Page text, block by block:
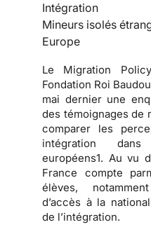
Intégration
Mineurs isolés
Europe
Le Migration
Fondation Roi
mai dernier une
des témoignages de
comparer les
intégration
européens1. Au vu
France compte
élèves,
d’accès à la
de l’intégration.